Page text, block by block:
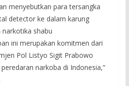
menyebutkan para tersangka
detector ke dalam karung
narkotika shabu
ini merupakan komitmen dari
Pol Listyo Sigit Prabowo
narkoba di Indonesia,”